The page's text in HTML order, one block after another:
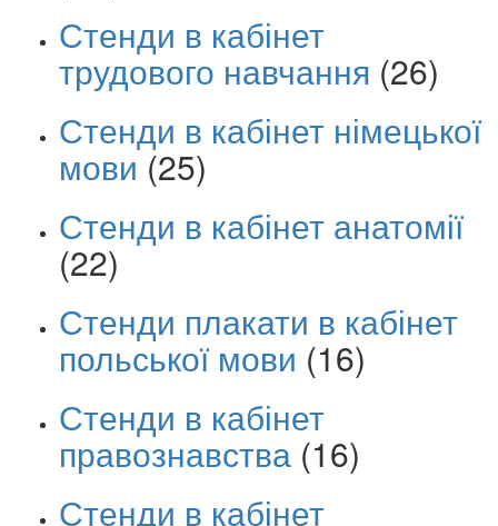
Стенди в кабінет
трудового навчання (26)
Стенди в кабінет німецької
мови (25)
Стенди в кабінет анатомії
(22)
Стенди плакати в кабінет
польської мови (16)
Стенди в кабінет
правознавства (16)
Стенди в кабінет